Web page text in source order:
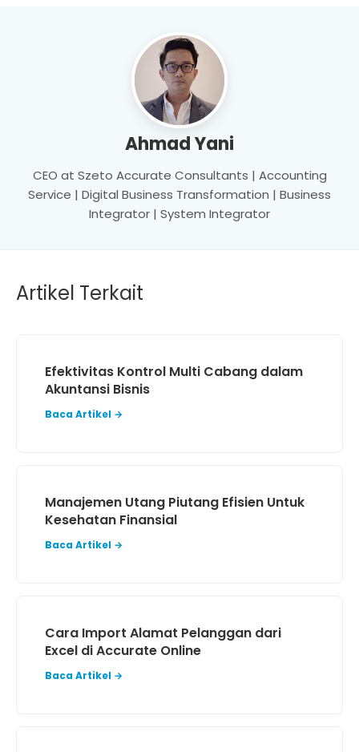
Ahmad Yani
CEO at Szeto Accurate Consultants | Accounting
Service | Digital Business Transformation | Business
Integrator | System Integrator
Artikel Terkait
Efektivitas Kontrol Multi Cabang dalam
Akuntansi Bisnis
Baca Artikel →
Manajemen Utang Piutang Efisien Untuk
Kesehatan Finansial
Baca Artikel →
Cara Import Alamat Pelanggan dari
Excel di Accurate Online
Baca Artikel →